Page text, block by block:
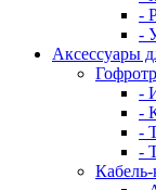
-
-
Аксессуары
-
-
-
-
Кабель-